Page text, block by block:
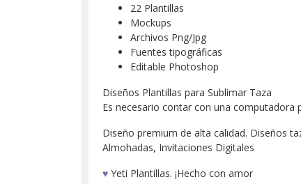
22 Plantillas
Mockups
Archivos Png/Jpg
Fuentes tipográficas
Editable Photoshop
Diseños Plantillas para Sublimar Taza
Es necesario contar con una computadora
Diseño premium de alta calidad. Diseños
Almohadas, Invitaciones Digitales
♥ Yeti Plantillas. ¡Hecho con amor